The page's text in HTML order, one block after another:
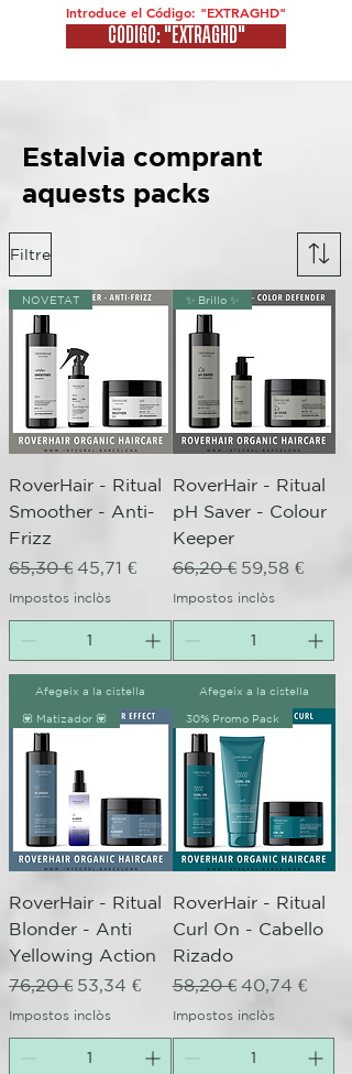
Introduce el Código: "EXTRAGHD"
CÓDIGO: "EXTRAGHD"
Estalvia comprant
aquests packs
Filtre
NOVETAT
RoverHair - Ritual
Smoother - Anti-
Frizz
Preu normal
65,30 € Preu d'oferta
45,71 €
Impostos inclòs
Afegeix a la cistella
✨ Brillo ✨
RoverHair - Ritual
pH Saver - Colour
Keeper
Preu normal
66,20 € Preu d'oferta
59,58 €
Impostos inclòs
Afegeix a la cistella
💟 Matizador 💟
RoverHair - Ritual
Blonder - Anti
Yellowing Action
Preu normal
76,20 € Preu d'oferta
53,34 €
Impostos inclòs
30% Promo Pack
RoverHair - Ritual
Curl On - Cabello
Rizado
Preu normal
58,20 € Preu d'oferta
40,74 €
Impostos inclòs